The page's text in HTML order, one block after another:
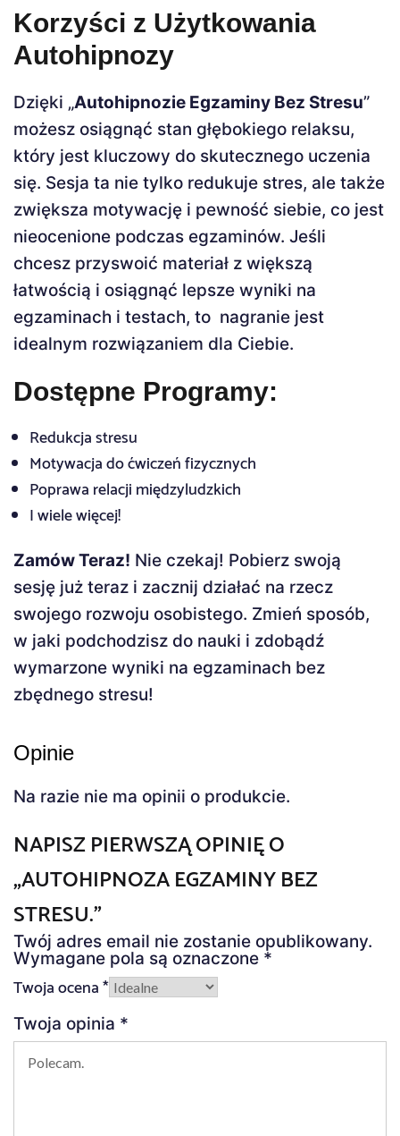
Korzyści z Użytkowania
Autohipnozy
Dzięki „Autohipnozie Egzaminy Bez Stresu”
możesz osiągnąć stan głębokiego relaksu,
który jest kluczowy do skutecznego uczenia
się. Sesja ta nie tylko redukuje stres, ale także
zwiększa motywację i pewność siebie, co jest
nieocenione podczas egzaminów. Jeśli
chcesz przyswoić materiał z większą
łatwością i osiągnąć lepsze wyniki na
egzaminach i testach, to nagranie jest
idealnym rozwiązaniem dla Ciebie.
Dostępne Programy:
Redukcja stresu
Motywacja do ćwiczeń fizycznych
Poprawa relacji międzyludzkich
I wiele więcej!
Zamów Teraz! Nie czekaj! Pobierz swoją
sesję już teraz i zacznij działać na rzecz
swojego rozwoju osobistego. Zmień sposób,
w jaki podchodzisz do nauki i zdobądź
wymarzone wyniki na egzaminach bez
zbędnego stresu!
Opinie
Na razie nie ma opinii o produkcie.
NAPISZ PIERWSZĄ OPINIĘ O
„AUTOHIPNOZA EGZAMINY BEZ
STRESU.”
Twój adres email nie zostanie opublikowany.
Wymagane pola są oznaczone *
Twoja ocena*
Twoja opinia *